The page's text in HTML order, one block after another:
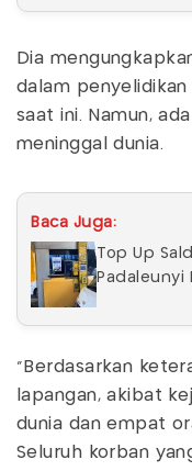
Dia
dalam
saat ini. Namun,
meninggal dunia.
Baca Juga:
Top Up
Padaleunyi
"Berdasarkan
lapangan, akibat
dunia dan empat
Seluruh korban